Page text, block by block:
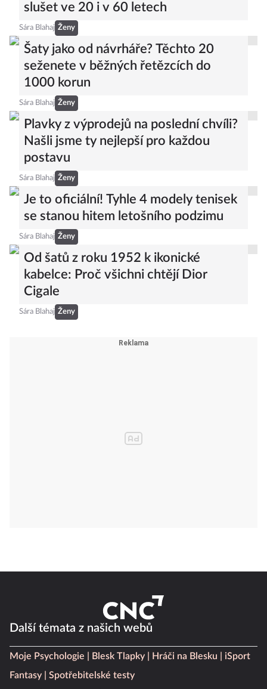
slušet ve 20 i v 60 letech
Sára Blahaj Ženy
Šaty jako od návrháře? Těchto 20
seženete v běžných řetězcích do
1000 korun
Sára Blahaj Ženy
Plavky z výprodejů na poslední chvíli?
Našli jsme ty nejlepší pro každou
postavu
Sára Blahaj Ženy
Je to oficiální! Tyhle 4 modely tenisek
se stanou hitem letošního podzimu
Sára Blahaj Ženy
Od šatů z roku 1952 k ikonické
kabelce: Proč všichni chtějí Dior
Cigale
Sára Blahaj Ženy
Další témata z našich webů
Moje Psychologie Blesk Tlapky Hráči na Blesku
iSport
Fantasy
Spotřebitelské testy